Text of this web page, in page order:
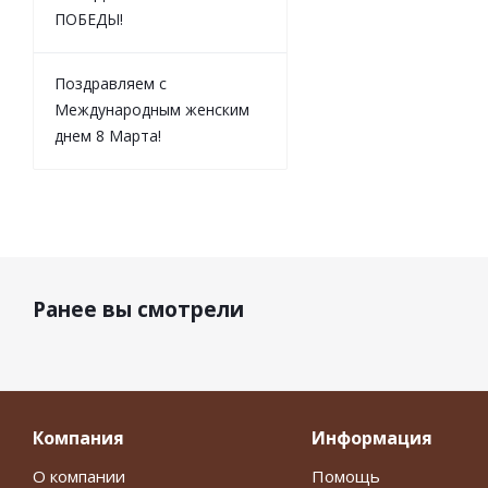
ПОБЕДЫ!
Поздравляем с
Международным женским
днем 8 Марта!
Ранее вы смотрели
Компания
О компании
Информация
Помощь